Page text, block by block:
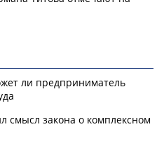
ли предприниматель
смысл закона о комплексном